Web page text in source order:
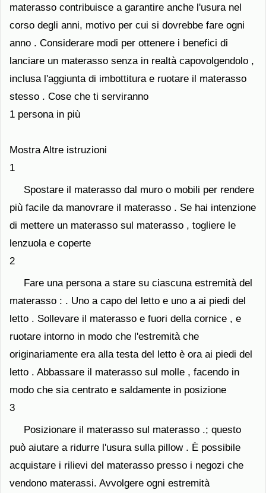
materasso contribuisce a garantire anche l'usura nel
corso degli anni, motivo per cui si dovrebbe fare ogni
anno . Considerare modi per ottenere i benefici di
lanciare un materasso senza in realtà capovolgendolo ,
inclusa l'aggiunta di imbottitura e ruotare il materasso
stesso . Cose che ti serviranno
1 persona in più
Mostra Altre istruzioni
1
Spostare il materasso dal muro o mobili per rendere
più facile da manovrare il materasso . Se hai intenzione
di mettere un materasso sul materasso , togliere le
lenzuola e coperte
2
Fare una persona a stare su ciascuna estremità del
materasso : . Uno a capo del letto e uno a ai piedi del
letto . Sollevare il materasso e fuori della cornice , e
ruotare intorno in modo che l'estremità che
originariamente era alla testa del letto è ora ai piedi del
letto . Abbassare il materasso sul molle , facendo in
modo che sia centrato e saldamente in posizione
3
Posizionare il materasso sul materasso .; questo
può aiutare a ridurre l'usura sulla pillow . È possibile
acquistare i rilievi del materasso presso i negozi che
vendono materassi. Avvolgere ogni estremità